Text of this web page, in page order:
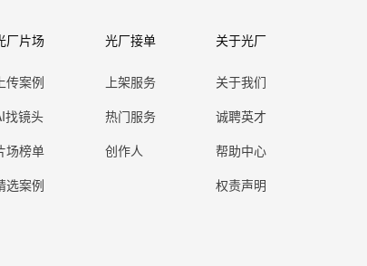
厂片场
上传案例
找镜头
场榜单
选案例
光厂接单
上架服务
热门服务
创作人
关于光厂
关于我们
诚聘英才
帮助中心
权责声明